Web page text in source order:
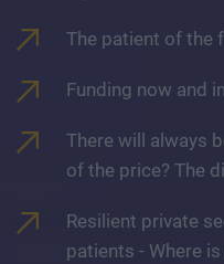
The patient of the
Funding now and
There will always
of the price? The
Resilient private
patients - Where